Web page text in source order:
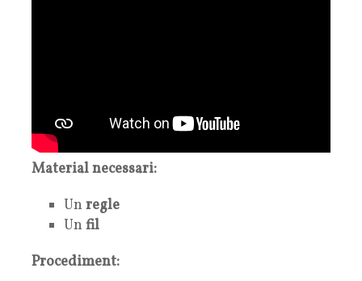
Material necessari:
Un regle
Un fil
Procediment: